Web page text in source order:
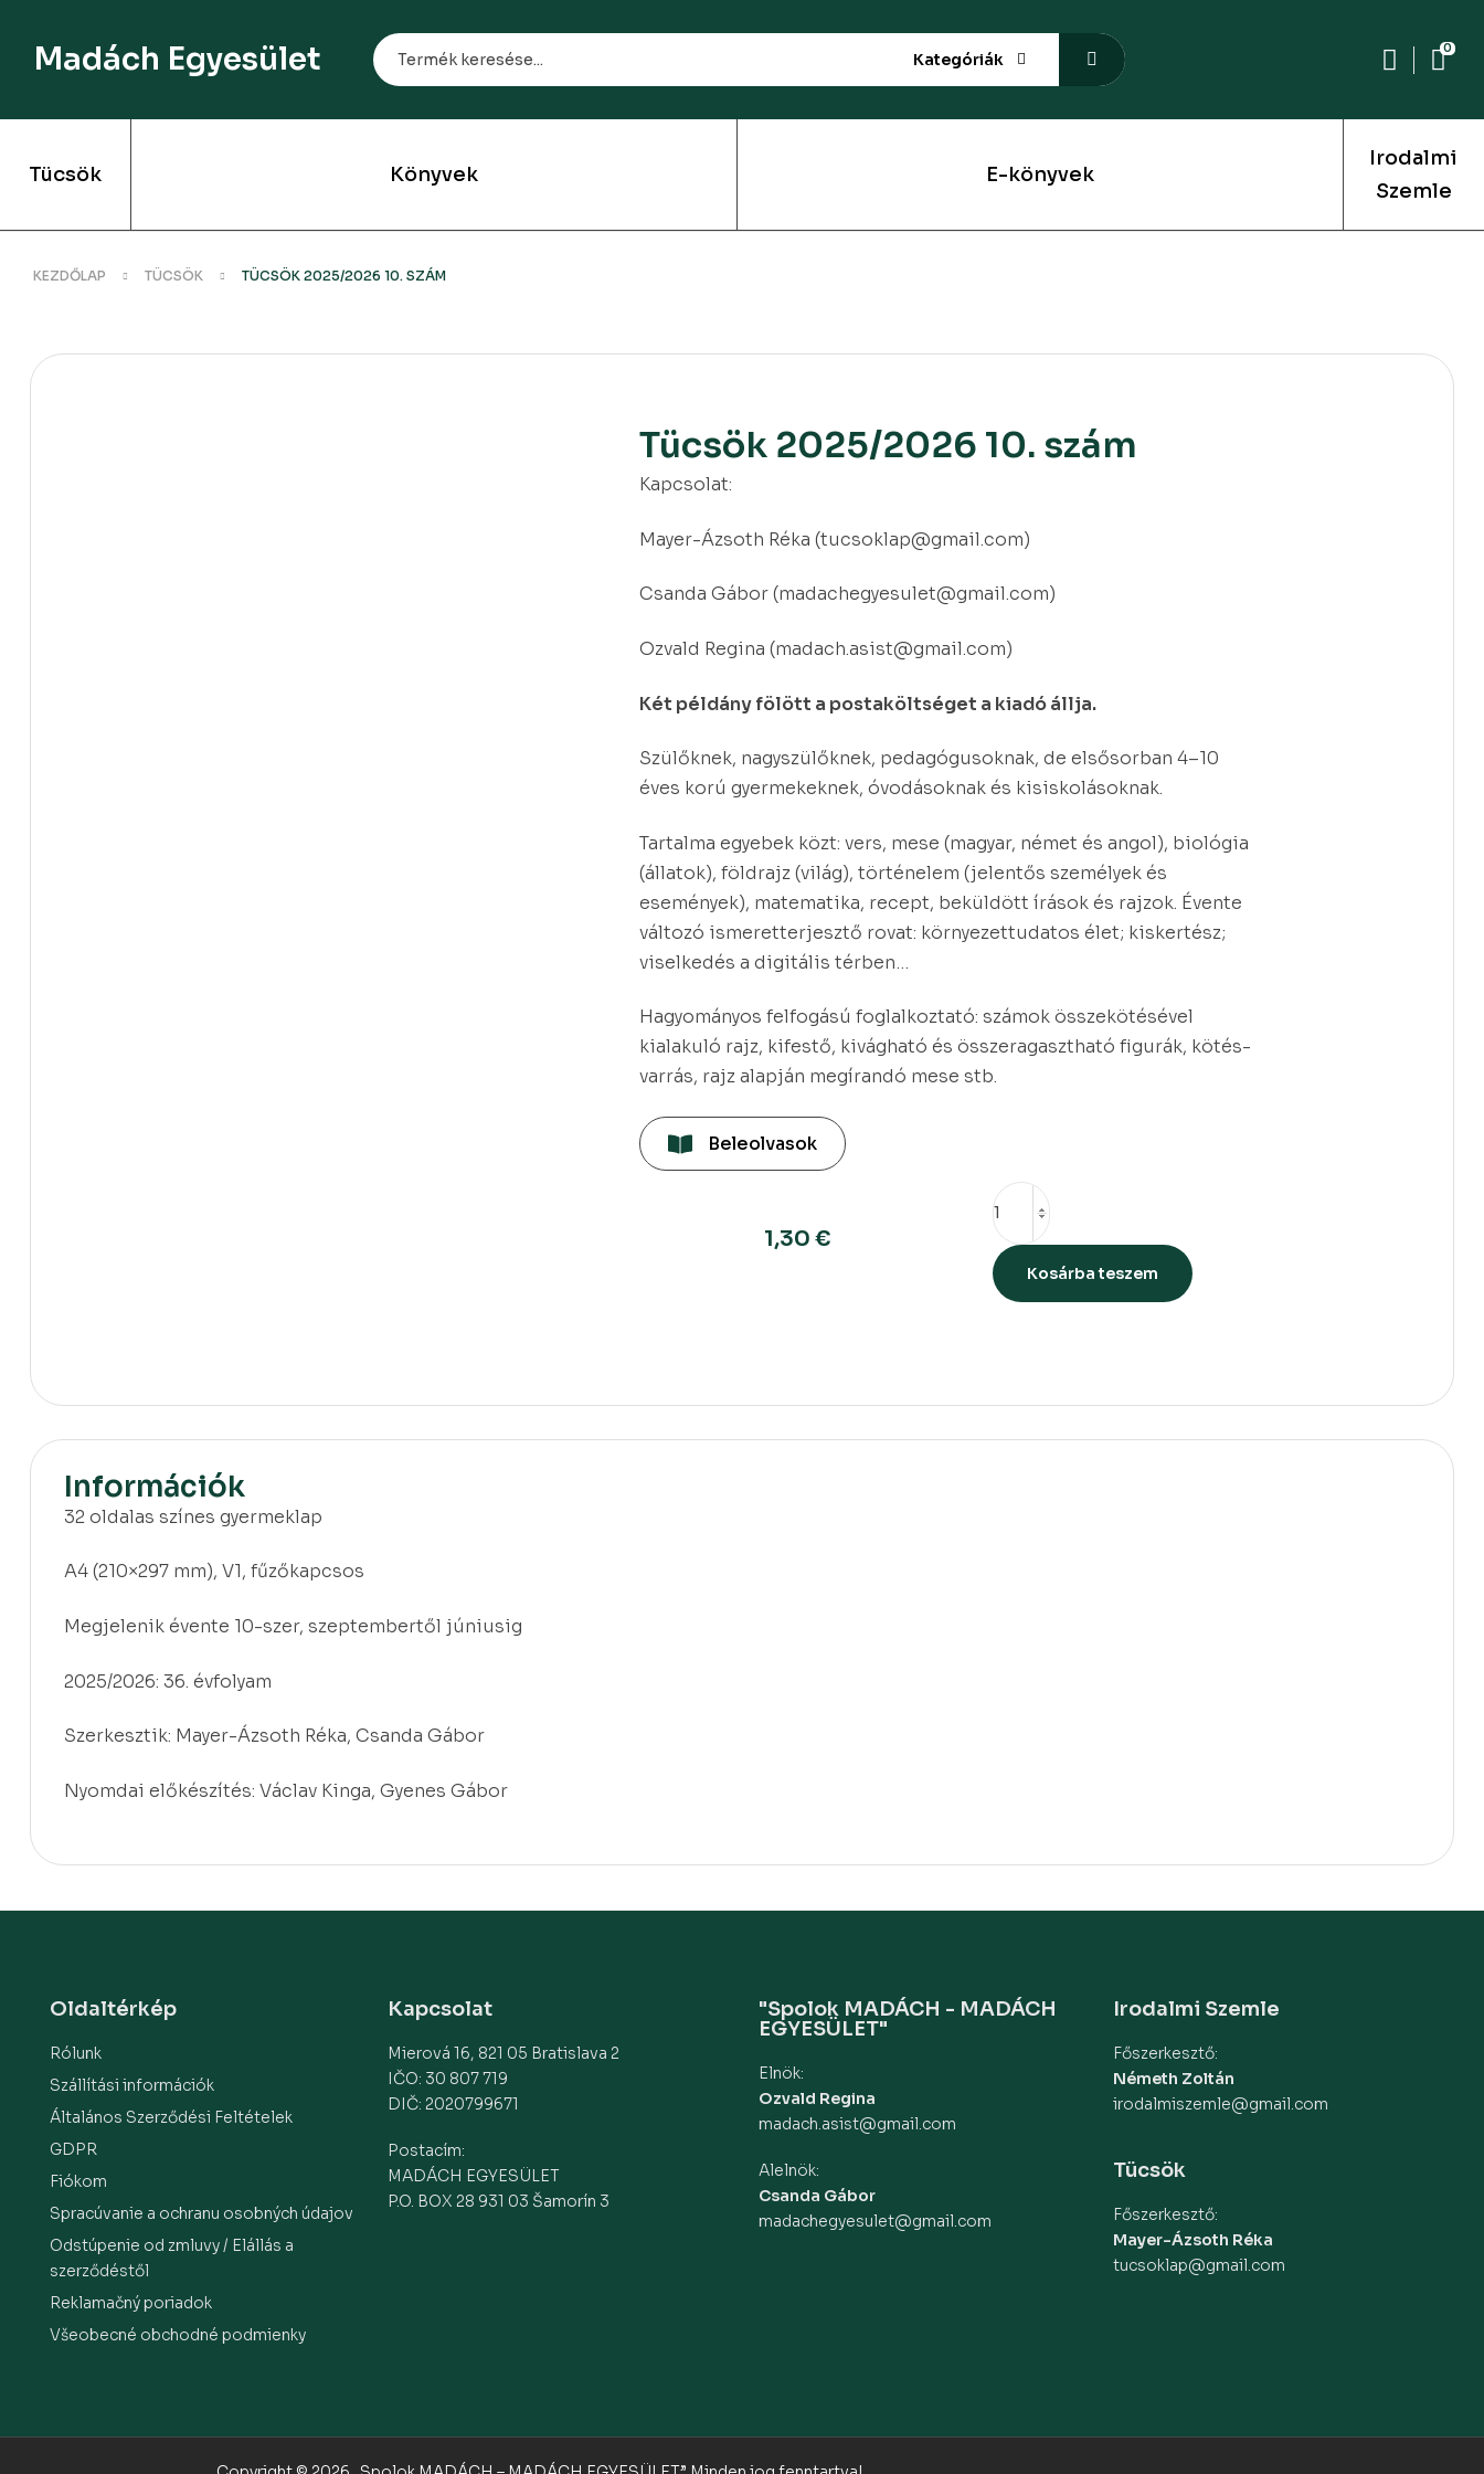
Madách Egyesület Kategóriák
0
Tücsök Könyvek E-könyvek
Irodalmi
Szemle
KEZDŐLAP TÜCSÖK TÜCSÖK 2025/2026 10. SZÁM
Tücsök 2025/2026 10. szám
Kapcsolat:
Mayer-Ázsoth Réka (tucsoklap@gmail.com)
Csanda Gábor (madachegyesulet@gmail.com)
Ozvald Regina (madach.asist@gmail.com)
Két példány fölött a postaköltséget a kiadó állja.
Szülőknek, nagyszülőknek, pedagógusoknak, de elsősorban 4–10
éves korú gyermekeknek, óvodásoknak és kisiskolásoknak.
Tartalma egyebek közt: vers, mese (magyar, német és angol), biológia
(állatok), földrajz (világ), történelem (jelentős személyek és
események), matematika, recept, beküldött írások és rajzok. Évente
változó ismeretterjesztő rovat: környezettudatos élet; kiskertész;
viselkedés a digitális térben…
Hagyományos felfogású foglalkoztató: számok összekötésével
kialakuló rajz, kifestő, kivágható és összeragasztható figurák, kötés-
varrás, rajz alapján megírandó mese stb.
Beleolvasok
1,30€
Kosárba teszem
Információk
32 oldalas színes gyermeklap
A4 (210×297 mm), V1, fűzőkapcsos
Megjelenik évente 10-szer, szeptembertől júniusig
2025/2026: 36. évfolyam
Szerkesztik: Mayer-Ázsoth Réka, Csanda Gábor
Nyomdai előkészítés: Václav Kinga, Gyenes Gábor
Oldaltérkép
Rólunk
Szállítási információk
Általános Szerződési Feltételek
GDPR
Fiókom
Spracúvanie a ochranu osobných údajov
Odstúpenie od zmluvy / Elállás a
szerződéstől
Reklamačný poriadok
Všeobecné obchodné podmienky
Kapcsolat
Mierová 16, 821 05 Bratislava 2
IČO: 30 807 719
DIČ: 2020799671
Postacím:
MADÁCH EGYESÜLET
P.O. BOX 28 931 03 Šamorín 3
"Spolok MADÁCH - MADÁCH
EGYESÜLET"
Elnök:
Ozvald Regina
madach.asist@gmail.com
Alelnök:
Csanda Gábor
madachegyesulet@gmail.com
Irodalmi Szemle
Főszerkesztő:
Németh Zoltán
irodalmiszemle@gmail.com
Tücsök
Főszerkesztő:
Mayer-Ázsoth Réka
tucsoklap@gmail.com